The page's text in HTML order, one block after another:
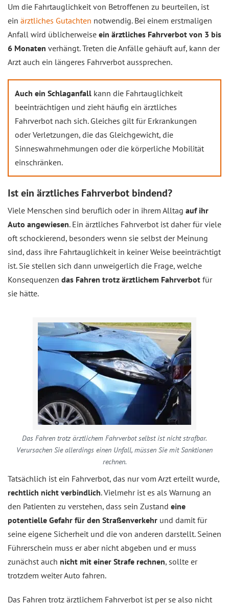
Um die Fahrtauglichkeit von Betroffenen zu beurteilen, ist
ein ärztliches Gutachten notwendig. Bei einem erstmaligen
Anfall wird üblicherweise ein ärztliches Fahrverbot von 3 bis
6 Monaten verhängt. Treten die Anfälle gehäuft auf, kann der
Arzt auch ein längeres Fahrverbot aussprechen.
Auch ein Schlaganfall kann die Fahrtauglichkeit
beeinträchtigen und zieht häufig ein ärztliches
Fahrverbot nach sich. Gleiches gilt für Erkrankungen
oder Verletzungen, die das Gleichgewicht, die
Sinneswahrnehmungen oder die körperliche Mobilität
einschränken.
Ist ein ärztliches Fahrverbot bindend?
Viele Menschen sind beruflich oder in ihrem Alltag auf ihr
Auto angewiesen. Ein ärztliches Fahrverbot ist daher für viele
oft schockierend, besonders wenn sie selbst der Meinung
sind, dass ihre Fahrtauglichkeit in keiner Weise beeinträchtigt
ist. Sie stellen sich dann unweigerlich die Frage, welche
Konsequenzen das Fahren trotz ärztlichem Fahrverbot für
sie hätte.
Das Fahren trotz ärztlichem Fahrverbot selbst ist nicht strafbar.
Verursachen Sie allerdings einen Unfall, müssen Sie mit Sanktionen
rechnen.
Tatsächlich ist ein Fahrverbot, das nur vom Arzt erteilt wurde,
rechtlich nicht verbindlich. Vielmehr ist es als Warnung an
den Patienten zu verstehen, dass sein Zustand eine
potentielle Gefahr für den Straßenverkehr und damit für
seine eigene Sicherheit und die von anderen darstellt. Seinen
Führerschein muss er aber nicht abgeben und er muss
zunächst auch nicht mit einer Strafe rechnen, sollte er
trotzdem weiter Auto fahren.
Das Fahren trotz ärztlichem Fahrverbot ist per se also nicht